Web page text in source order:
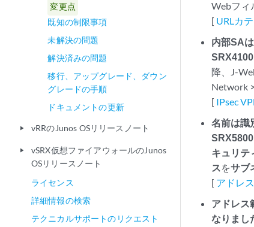
変更点
既知の制限事項
未解決の問題
解決済みの問題
移行、アップグレード、ダウン
グレードの手順
ドキュメントの更新
play_arrow vRRのJunos OSリリースノート
play_arrow
vSRX仮想ファイアウォールのJunos
OSリリースノート
ライセンス
詳細情報の検索
テクニカルサポートのリクエスト
Webフィ
[ URLカ
内部SA
降、J-
Network
[ IPsec
名前は識
キュリテ
スをサブ
[ アドレ
アドレス
なりまし